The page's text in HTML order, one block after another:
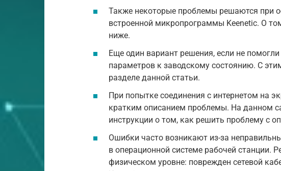
Также некоторые проблемы решаются при
встроенной микропрограммы Keenetic. О
ниже.
Еще один вариант решения, если не
параметров к заводскому состоянию. С
разделе данной статьи.
При попытке соединения с интернетом на
кратким описанием проблемы. На данном
инструкции о том, как решить проблему с
Ошибки часто возникают из-за
в операционной системе рабочей станции.
физическом уровне: поврежден сетевой